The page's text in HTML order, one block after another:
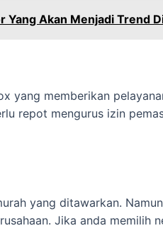
Yang Akan Menjadi Trend
yang memberikan
repot mengurus izin
yang ditawarkan.
Jika anda memilih